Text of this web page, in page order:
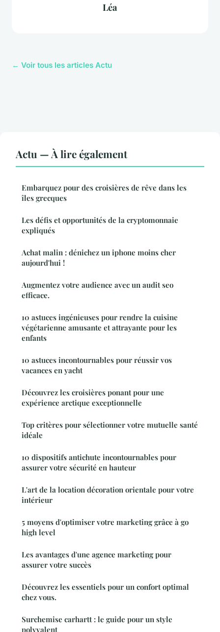
Léa
← Voir tous les articles Actu
Actu — À lire également
Embarquez pour des croisières de rêve dans les
îles grecques
Les défis et opportunités de la cryptomonnaie
expliqués
Achat malin : dénichez un iphone moins cher
aujourd'hui !
Augmentez votre audience avec un audit seo
efficace.
10 astuces ingénieuses pour rendre la cuisine
végétarienne amusante et attrayante pour les
enfants
10 astuces incontournables pour réussir vos
vacances en yacht
Découvrez les croisières ponant pour une
expérience arctique exceptionnelle
Top critères pour sélectionner votre mutuelle santé
idéale
10 dispositifs antichute incontournables pour
assurer votre sécurité en hauteur
L'art de la location décoration orientale pour votre
intérieur
5 moyens d'optimiser votre marketing grâce à go
high level
Les avantages d'une agence marketing pour
assurer votre succès
Découvrez les essentiels pour un confort optimal
chez vous.
Surchemise carhartt : le guide pour un style
polyvalent